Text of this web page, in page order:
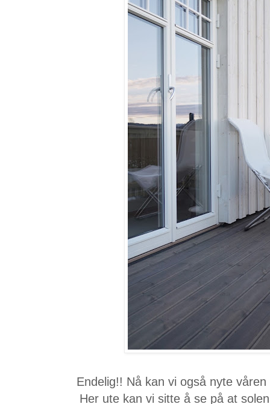
Endelig!! Nå kan vi også nyte
Her ute kan vi sitte å se på at